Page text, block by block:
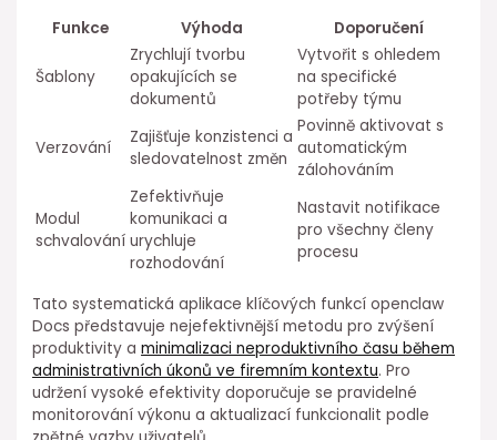
Funkce
Výhoda Doporučení
Šablony
Zrychlují tvorbu
opakujících se
dokumentů
Vytvořit s ohledem
na specifické
potřeby týmu
Verzování
Zajišťuje ⁣konzistenci a
sledovatelnost změn
Povinně aktivovat s
automatickým
zálohováním
Modul
schvalování
Zefektivňuje
komunikaci ⁤a
urychluje
rozhodování
Nastavit notifikace
pro všechny členy
procesu
Tato systematická aplikace klíčových funkcí openclaw
Docs představuje nejefektivnější metodu pro zvýšení
produktivity aminimalizaci neproduktivního času během
administrativních úkonů ve firemním kontextu. Pro
udržení vysoké efektivity doporučuje se pravidelné⁢
monitorování výkonu a⁤ aktualizací funkcionalit podle